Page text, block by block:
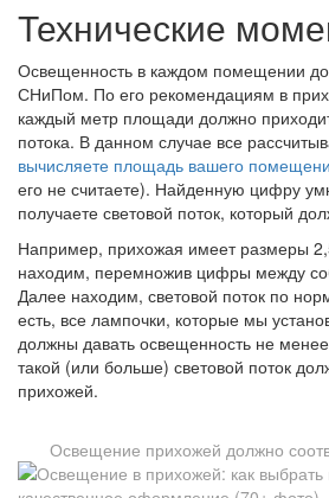
Технические
Освещенность в каждом помещении
СНиПом. По его рекомендациям в
каждый метр площади должно
потока. В данном случае все
вычисляете площадь вашего
его не считаете). Найденную цифру
получаете световой поток, который
Например, прихожая имеет размеры
находим, перемножив цифры между
Далее находим, световой поток по
есть, все лампочки, которые мы
должны давать освещенность не
такой (или больше) световой поток
прихожей.
Освещение прихожей должно